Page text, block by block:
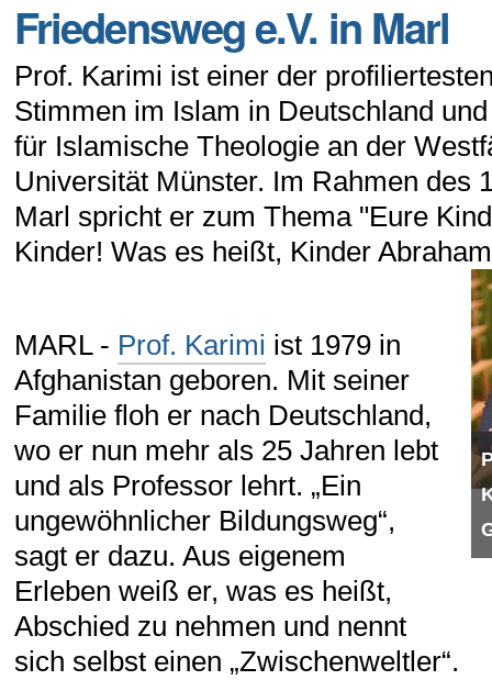
Friedensweg e.V. in Marl
Prof. Karimi ist einer der
Stimmen im Islam in Deutschland
für Islamische Theologie an der
Universität Münster. Im Rahmen des
Marl spricht er zum Thema "Eure
Kinder! Was es heißt, Kinder
MARL - Prof. Karimi ist 1979 in
Afghanistan geboren. Mit seiner
Familie floh er nach Deutschland,
wo er nun mehr als 25 Jahren lebt
und als Professor lehrt. „Ein
ungewöhnlicher Bildungsweg“,
sagt er dazu. Aus eigenem
Erleben weiß er, was es heißt,
Abschied zu nehmen und nennt
sich selbst einen „Zwischenweltler“.